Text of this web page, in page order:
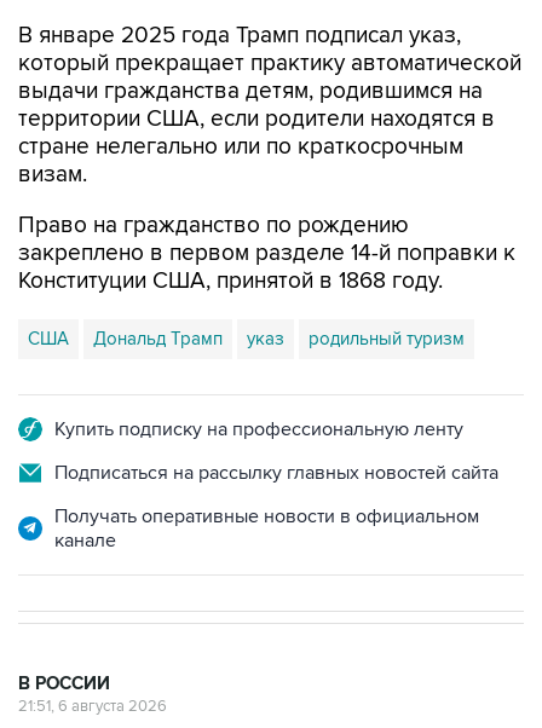
В январе 2025 года Трамп подписал указ,
который прекращает практику автоматической
выдачи гражданства детям, родившимся на
территории США, если родители находятся в
стране нелегально или по краткосрочным
визам.
Право на гражданство по рождению
закреплено в первом разделе 14-й поправки к
Конституции США, принятой в 1868 году.
США Дональд Трамп указ родильный туризм
Купить подписку на профессиональную ленту
Подписаться на рассылку главных новостей сайта
Получать оперативные новости в официальном
канале
В РОССИИ
21:51, 6 августа 2026